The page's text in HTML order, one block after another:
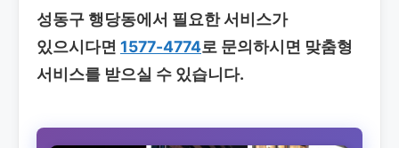
성동구 행당동에서 필요한 서비스가
있으시다면 1577-4774로 문의하시면 맞춤형
서비스를 받으실 수 있습니다.